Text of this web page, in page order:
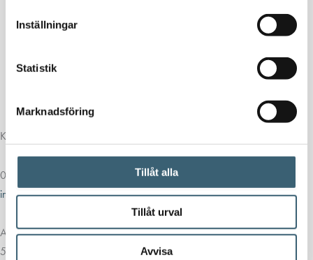
Inställningar
Statistik
Marknadsföring
Tillåt alla
Tillåt urval
Avvisa
Kontakt
013-39 30 90
info@alvestadtanken.se
Algolgatan 7
583 30 Linköping